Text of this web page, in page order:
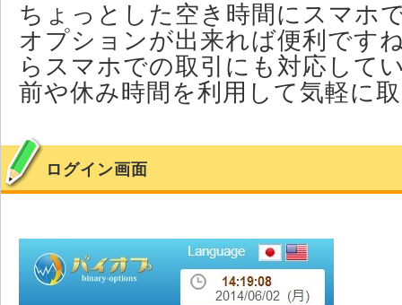
ちょっとした空き時間にスマホ
オプションが出来れば便利です
らスマホでの取引にも対応して
前や休み時間を利用して気軽に
ログイン画面